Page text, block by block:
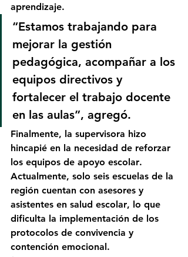
aprendizaje.
“Estamos trabajando para
mejorar la gestión
pedagógica, acompañar a los
equipos directivos y
fortalecer el trabajo docente
en las aulas”, agregó.
Finalmente, la supervisora hizo
hincapié en la necesidad de reforzar
los equipos de apoyo escolar.
Actualmente, solo seis escuelas de la
región cuentan con asesores y
asistentes en salud escolar, lo que
dificulta la implementación de los
protocolos de convivencia y
contención emocional.